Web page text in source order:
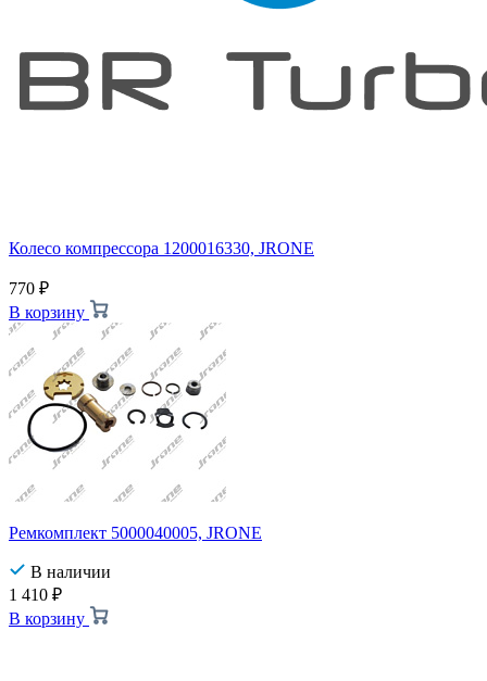
Колесо компрессора 1200016330, JRONE
770 ₽
В корзину
Ремкомплект 5000040005, JRONE
В наличии
1 410 ₽
В корзину